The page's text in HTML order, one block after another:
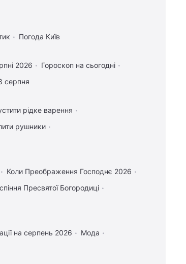
Погода Київ
2026
Гороскоп на сьогодні
серпня
рідке варення
рушники
Коли Преображення Господнє 2026
Пресвятої Богородиці
на серпень 2026
Мода